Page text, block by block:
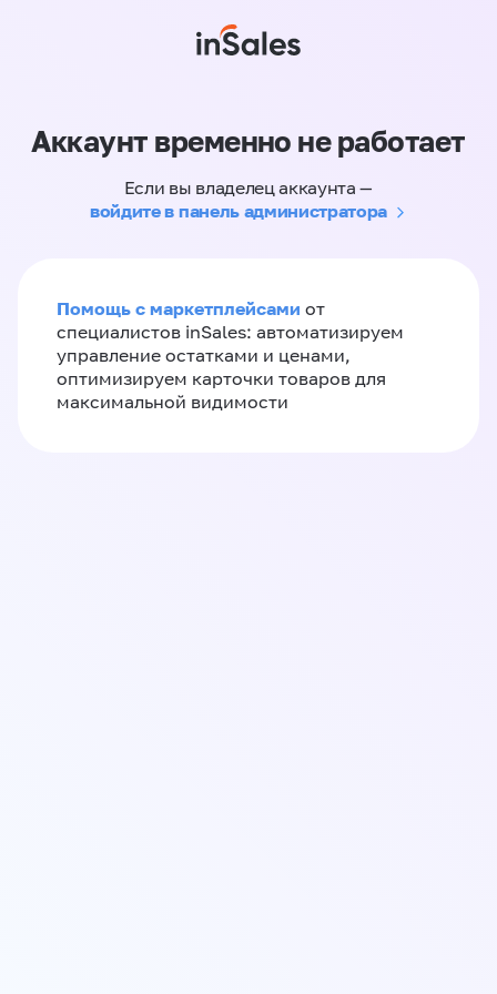
Аккаунт временно не работает
Если вы владелец аккаунта —
войдите в панель администратора
Помощь с маркетплейсами от
специалистов inSales: автоматизируем
управление остатками и ценами,
оптимизируем карточки товаров для
максимальной видимости